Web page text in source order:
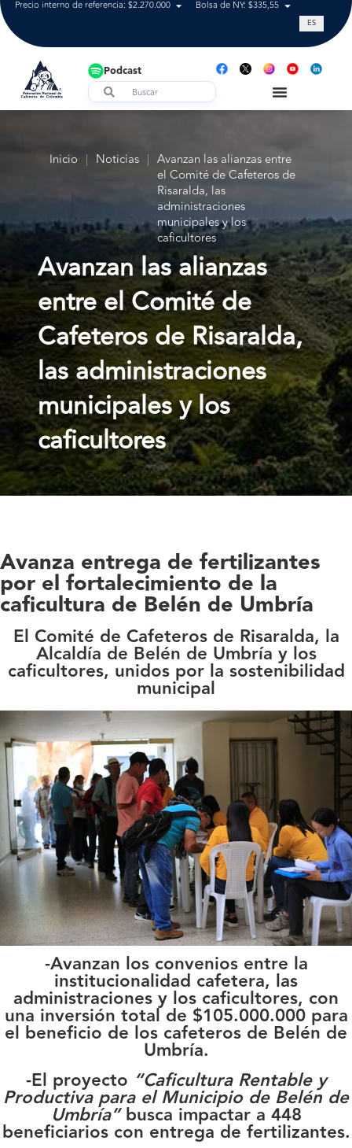
Precio interno de referencia: $2.270.000 Bolsa de NY: $335,55 Tasa de
ES
Podcast
Inicio | Noticias | Avanzan las alianzas entre
el Comité de Cafeteros de
Risaralda, las
administraciones
municipales y los
caficultores
Avanzan las alianzas
entre el Comité de
Cafeteros de Risaralda,
las administraciones
municipales y los
caficultores
Avanza entrega de fertilizantes
por el fortalecimiento de la
caficultura de Belén de Umbría
El Comité de Cafeteros de Risaralda, la
Alcaldía de Belén de Umbría y los
caficultores, unidos por la sostenibilidad
municipal
-Avanzan los convenios entre la
institucionalidad cafetera, las
administraciones y los caficultores, con
una inversión total de $105.000.000 para
el beneficio de los cafeteros de Belén de
Umbría.
-El proyecto “Caficultura Rentable y
Productiva para el Municipio de Belén de
Umbría”busca impactar a 448
beneficiarios con entrega de fertilizantes.